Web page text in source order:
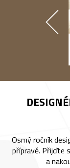
Osmý ročník
přípravě. Přijďte
a